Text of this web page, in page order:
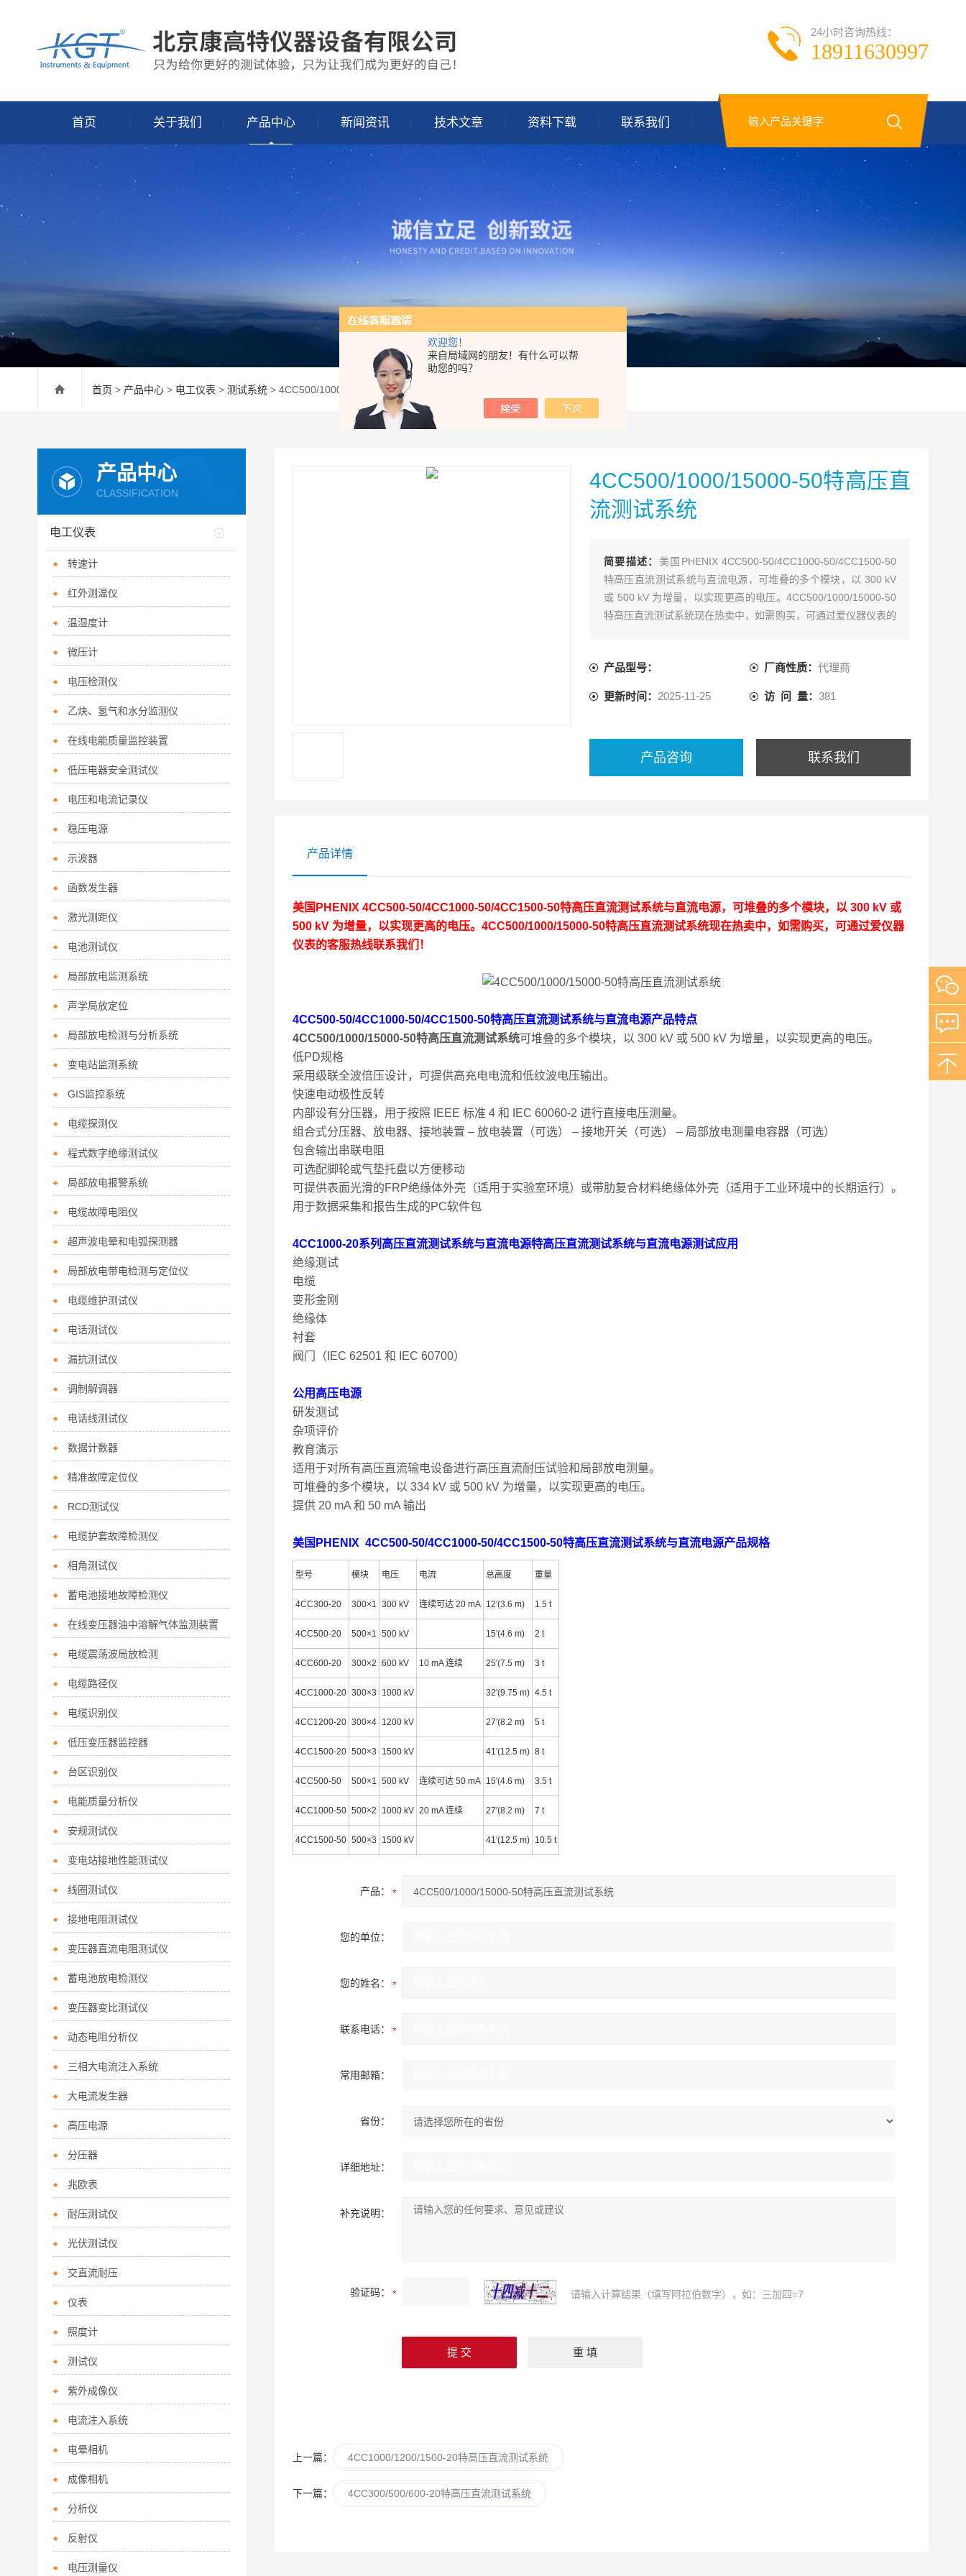
欢迎您！
来自局域网的朋友！有什么可以帮
助您的吗？
24小时咨询热线：
18911630997
首页 关于我们 产品中心 新闻资讯 技术文章 资料下载 联系我们
首页 > 产品中心 > 电工仪表 > 测试系统 > 4CC500/1000/15000-50特高压直流测试系统
4CC500/1000/15000-50特高压直
流测试系统
简要描述： 美国PHENIX 4CC500-50/4CC1000-50/4CC1500-50
特高压直流测试系统与直流电源，可堆叠的多个模块，以 300 kV
或 500 kV 为增量，以实现更高的电压。4CC500/1000/15000-50
特高压直流测试系统现在热卖中，如需购买，可通过爱仪器仪表的
产品型号： 厂商性质：代理商
更新时间： 2025-11-25 访 问 量：381
产品咨询 联系我们
产品详情
美国PHENIX 4CC500-50/4CC1000-50/4CC1500-50特高压直流测试系统与直流电源，可堆叠的多个模块，以 300 kV 或
500 kV 为增量，以实现更高的电压。 4CC500/1000/15000-50特高压直流测试系统现在热卖中，如需购买，可通过爱仪器
仪表的客服热线联系我们！
4CC500-50/4CC1000-50/4CC1500-50特高压直流测试系统与直流电源产品特点
4CC500/1000/15000-50特高压直流测试系统可堆叠的多个模块，以 300 kV 或 500 kV 为增量，以实现更高的电压。
低PD规格
采用级联全波倍压设计，可提供高充电电流和低纹波电压输出。
快速电动极性反转
内部设有分压器，用于按照 IEEE 标准 4 和 IEC 60060-2 进行直接电压测量。
组合式分压器、放电器、接地装置 – 放电装置（可选） – 接地开关（可选） – 局部放电测量电容器（可选）
包含输出串联电阻
可选配脚轮或气垫托盘以方便移动
可提供表面光滑的FRP绝缘体外壳（适用于实验室环境）或带肋复合材料绝缘体外壳（适用于工业环境中的长期运行）。
用于数据采集和报告生成的PC软件包
4CC1000-20系列高压直流测试系统与直流电源特高压直流测试系统与直流电源测试应用
绝缘测试
电缆
变形金刚
绝缘体
衬套
阀门（IEC 62501 和 IEC 60700）
公用高压电源
研发测试
杂项评价
教育演示
适用于对所有高压直流输电设备进行高压直流耐压试验和局部放电测量。
可堆叠的多个模块，以 334 kV 或 500 kV 为增量，以实现更高的电压。
提供 20 mA 和 50 mA 输出
美国PHENIX 4CC500-50/4CC1000-50/4CC1500-50特高压直流测试系统与直流电源产品规格
型号 模块 电压 电流 总高度 重量
4CC300-20 300×1 300 kV 连续可达 20 mA 12′(3.6 m) 1.5 t
4CC500-20 500×1 500 kV 15′(4.6 m) 2 t
4CC600-20 300×2 600 kV 10 mA 连续 25′(7.5 m) 3 t
4CC1000-20 300×3 1000 kV 32′(9.75 m) 4.5 t
4CC1200-20 300×4 1200 kV 27′(8.2 m) 5 t
4CC1500-20 500×3 1500 kV 41′(12.5 m) 8 t
4CC500-50 500×1 500 kV 连续可达 50 mA 15′(4.6 m) 3.5 t
4CC1000-50 500×2 1000 kV 20 mA 连续 27′(8.2 m) 7 t
4CC1500-50 500×3 1500 kV 41′(12.5 m) 10.5 t
产品：
您的单位：
您的姓名：
联系电话：
常用邮箱：
省份：
详细地址：
补充说明：
验证码： 请输入计算结果（填写阿拉伯数字），如：三加四=7
上一篇： 4CC1000/1200/1500-20特高压直流测试系统
下一篇： 4CC300/500/600-20特高压直流测试系统
产品中心
CLASSIFICATION
电工仪表
转速计
红外测温仪
温湿度计
微压计
电压检测仪
乙炔、氢气和水分监测仪
在线电能质量监控装置
低压电器安全测试仪
电压和电流记录仪
稳压电源
示波器
函数发生器
激光测距仪
电池测试仪
局部放电监测系统
声学局放定位
局部放电检测与分析系统
变电站监测系统
GIS监控系统
电缆探测仪
程式数字绝缘测试仪
局部放电报警系统
电缆故障电阻仪
超声波电晕和电弧探测器
局部放电带电检测与定位仪
电缆维护测试仪
电话测试仪
漏抗测试仪
调制解调器
电话线测试仪
数据计数器
精准故障定位仪
RCD测试仪
电缆护套故障检测仪
相角测试仪
蓄电池接地故障检测仪
在线变压器油中溶解气体监测装置
电缆震荡波局放检测
电缆路径仪
电缆识别仪
低压变压器监控器
台区识别仪
电能质量分析仪
安规测试仪
变电站接地性能测试仪
线圈测试仪
接地电阻测试仪
变压器直流电阻测试仪
蓄电池放电检测仪
变压器变比测试仪
动态电阻分析仪
三相大电流注入系统
大电流发生器
高压电源
分压器
兆欧表
耐压测试仪
光伏测试仪
交直流耐压
仪表
照度计
测试仪
紫外成像仪
电流注入系统
电晕相机
成像相机
分析仪
反射仪
电压测量仪